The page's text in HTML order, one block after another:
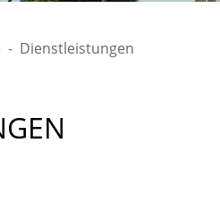
Dienstleistungen